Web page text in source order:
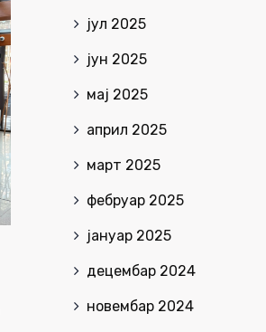
јул 2025
јун 2025
мај 2025
април 2025
март 2025
фебруар 2025
јануар 2025
децембар 2024
новембар 2024